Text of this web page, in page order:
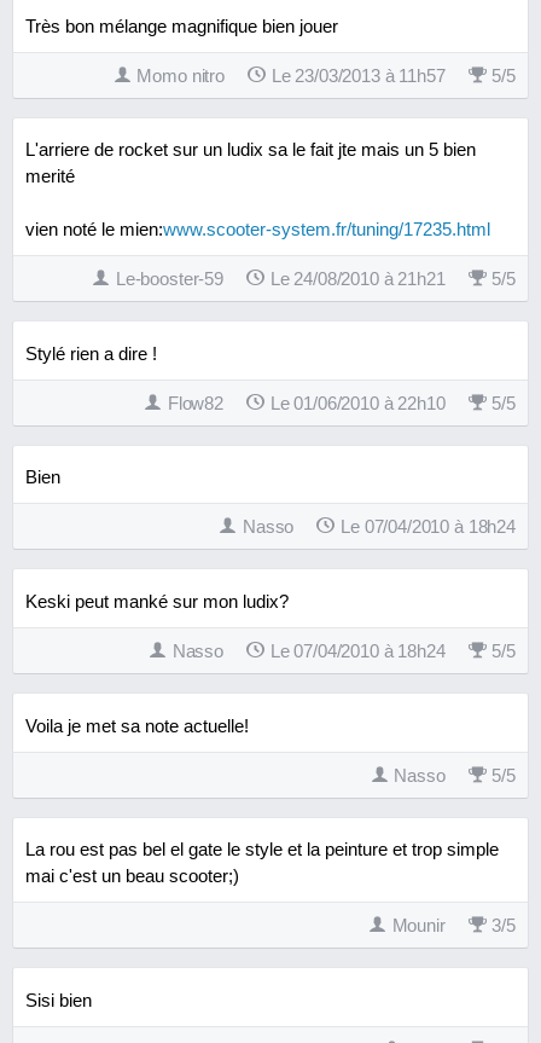
Très bon mélange magnifique bien jouer
Momo nitro Le 23/03/2013 à 11h57 5/5
L'arriere de rocket sur un ludix sa le fait jte mais un 5 bien
merité
vien noté le mien:www.scooter-system.fr/tuning/17235.html
Le-booster-59 Le 24/08/2010 à 21h21 5/5
Stylé rien a dire !
Flow82 Le 01/06/2010 à 22h10 5/5
Bien
Nasso Le 07/04/2010 à 18h24
Keski peut manké sur mon ludix?
Nasso Le 07/04/2010 à 18h24 5/5
Voila je met sa note actuelle!
Nasso 5/5
La rou est pas bel el gate le style et la peinture et trop simple
mai c'est un beau scooter;)
Mounir 3/5
Sisi bien